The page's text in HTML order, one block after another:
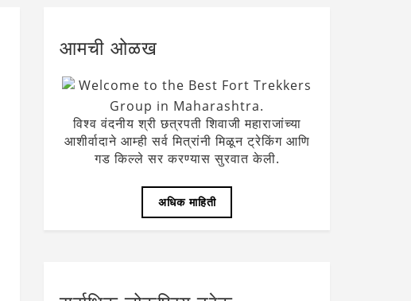
आमची ओळख
Welcome to the Best Fort Trekkers
Group in Maharashtra.
विश्व वंदनीय श्री छत्रपती शिवाजी महाराजांच्या
आशीर्वादाने आम्ही सर्व मित्रांनी मिळून ट्रेकिंग आणि
गड किल्ले सर करण्यास सुरवात केली.
अधिक माहिती